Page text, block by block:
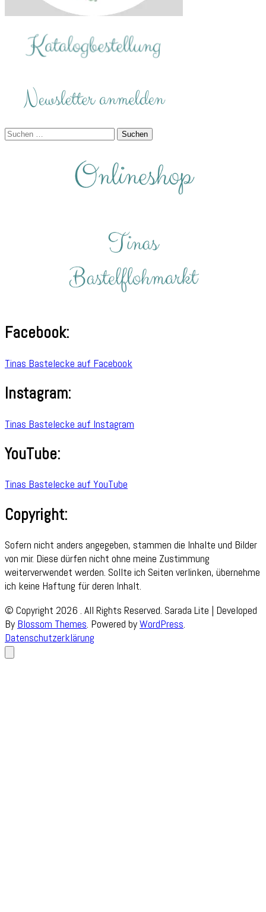
Suchen
Facebook:
Tinas Bastelecke auf Facebook
Instagram:
Tinas Bastelecke auf Instagram
YouTube:
Tinas Bastelecke auf YouTube
Copyright:
Sofern nicht anders angegeben, stammen die Inhalte und Bilder
von mir. Diese dürfen nicht ohne meine Zustimmung
weiterverwendet werden. Sollte ich Seiten verlinken, übernehme
ich keine Haftung für deren Inhalt.
© Copyright 2026 . All Rights Reserved. Sarada Lite | Developed
By Blossom Themes. Powered byWordPress.
Datenschutzerklärung